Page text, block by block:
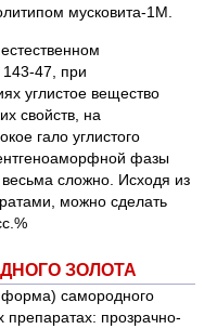
мусковита-1М.
47, при
углистое вещество
свойств, на
гало углистого
фазы
сложно. Исходя из
можно сделать
ЗОЛОТА
самородного
препаратах: прозрачно-